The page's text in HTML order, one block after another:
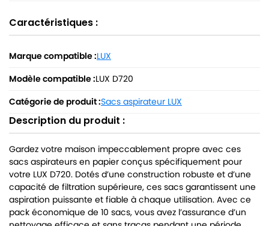
Caractéristiques :
Marque compatible :LUX
Modèle compatible :LUX D720
Catégorie de produit :Sacs aspirateur LUX
Description du produit :
Gardez votre maison impeccablement propre avec ces
sacs aspirateurs en papier conçus spécifiquement pour
votre LUX D720. Dotés d’une construction robuste et d’une
capacité de filtration supérieure, ces sacs garantissent une
aspiration puissante et fiable à chaque utilisation. Avec ce
pack économique de 10 sacs, vous avez l’assurance d’un